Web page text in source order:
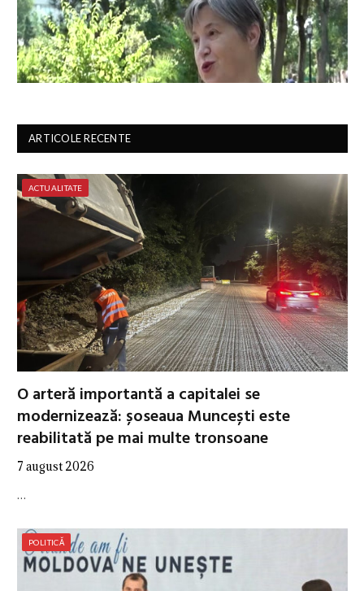
ARTICOLE RECENTE
ACTUALITATE
O arteră importantă a capitalei se
modernizează: șoseaua Muncești este
reabilitată pe mai multe tronsoane
7 august 2026
…
POLITICĂ